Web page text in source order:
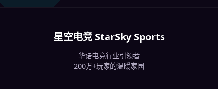
星空电竞 StarSky Sports
华语电竞行业引领者
200万+玩家的温暖家园